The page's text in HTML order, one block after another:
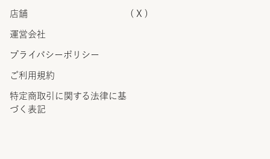
店舗
運営会社
プライバシーポリシー
ご利用規約
特定商取引に関する法律に基
づく表記
( X )